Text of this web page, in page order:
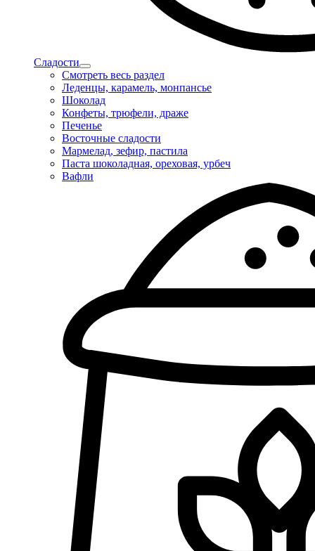
Сладости
Смотреть весь раздел
Леденцы, карамель, монпансье
Шоколад
Конфеты, трюфели, драже
Печенье
Восточные сладости
Мармелад, зефир, пастила
Паста шоколадная, ореховая, урбеч
Вафли